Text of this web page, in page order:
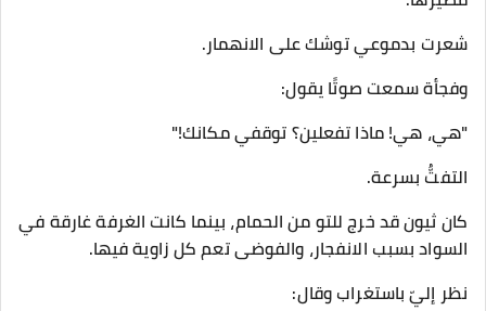
شعرت بدموعي توشك على الانهمار.
وفجأة سمعت صوتًا يقول:
"هي، هي! ماذا تفعلين؟ توقفي مكانك!"
التفتُّ بسرعة.
كان ثيون قد خرج للتو من الحمام، بينما كانت الغرفة غارقة في
السواد بسبب الانفجار، والفوضى تعم كل زاوية فيها.
نظر إليّ باستغراب وقال: